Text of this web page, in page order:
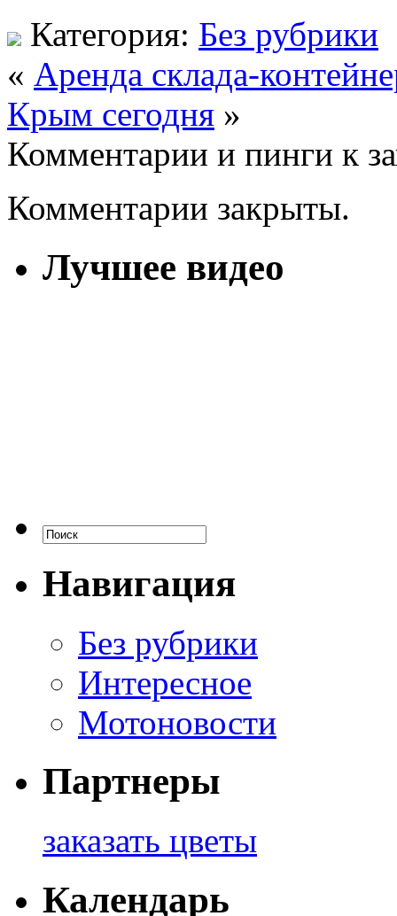
Категория: Без рубрики
« Аренда склада-
Крым сегодня »
Комментарии и пинги к
Комментарии закрыты.
Лучшее видео
Навигация
Без рубрики
Интересное
Мотоновости
Партнеры
заказать цветы
Календарь